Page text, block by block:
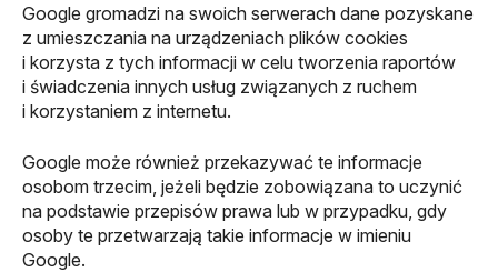
Google gromadzi na swoich serwerach dane pozyskane
z umieszczania na urządzeniach plików cookies
i korzysta z tych informacji w celu tworzenia raportów
i świadczenia innych usług związanych z ruchem
i korzystaniem z internetu.
Google może również przekazywać te informacje
osobom trzecim, jeżeli będzie zobowiązana to uczynić
na podstawie przepisów prawa lub w przypadku, gdy
osoby te przetwarzają takie informacje w imieniu
Google.